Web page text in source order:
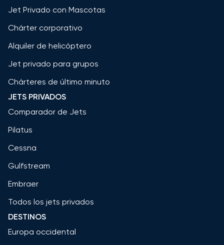
Jet Privado con Mascotas
Chárter corporativo
Alquiler de helicóptero
Jet privado para grupos
Chárteres de último minuto
JETS PRIVADOS
Comparador de Jets
Pilatus
Cessna
Gulfstream
Embraer
Todos los jets privados
DESTINOS
Europa occidental